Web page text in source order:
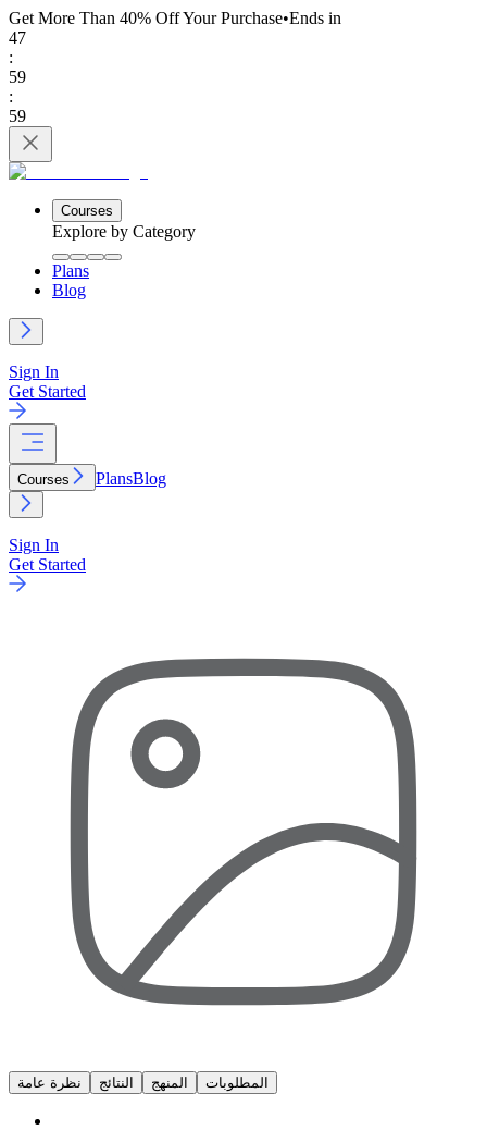
Get More Than 40% OffYour Purchase•Ends in
47
:
59
:
59
Courses
Explore by Category
Plans
Blog
Sign In
Get Started
Courses PlansBlog
Sign In
Get Started
نظرة عامة النتائج المنهج المطلوبات